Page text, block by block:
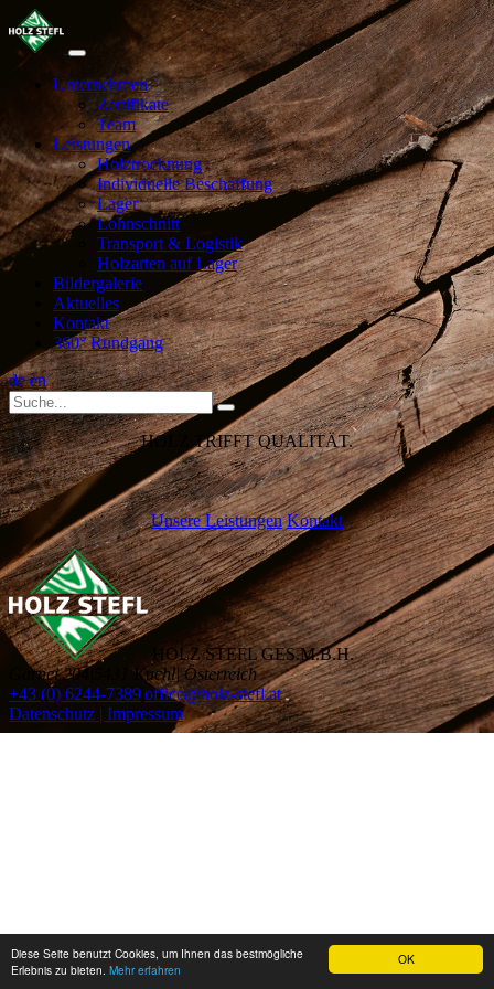
OK
Diese Seite benutzt Cookies, um Ihnen das bestmögliche
Erlebnis zu bieten. Mehr erfahren
Unternehmen
Zertifikate
Team
Leistungen
Holztrocknung
Individuelle Beschaffung
Lager
Lohnschnitt
Transport & Logistik
Holzarten auf Lager
Bildergalerie
Aktuelles
Kontakt
360° Rundgang
deen
HOLZ TRIFFT QUALITÄT.
Unsere Leistungen Kontakt
HOLZ STEFL GES.M.B.H.
Garnei 204
5431 Kuchl| Österreich
+43 (0) 6244-7389office@holz-stefl.at
Datenschutz | Impressum